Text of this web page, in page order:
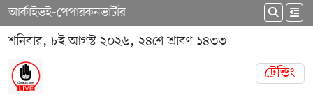
আর্কাইভই-পেপারকনভার্টার
শনিবার, ৮ই আগস্ট ২০২৬, ২৪শে শ্রাবণ ১৪৩৩
ট্রেন্ডিং